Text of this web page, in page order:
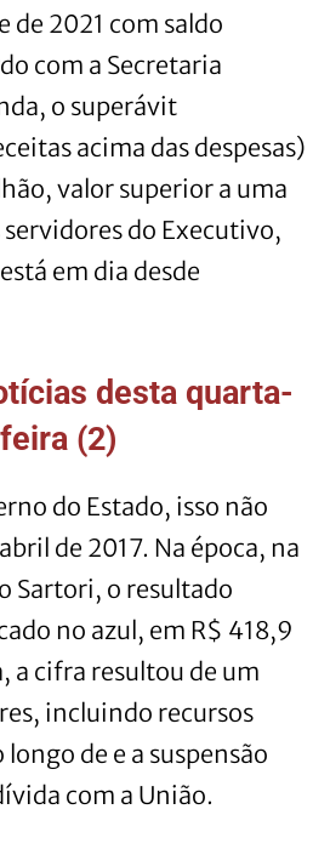
de 2021 com saldo
com a Secretaria
o superávit
acima das despesas)
valor superior a uma
do Executivo,
em dia desde
desta quarta-
feira (2)
do Estado, isso não
de 2017. Na época, na
Sartori, o resultado
no azul, em R$ 418,9
a cifra resultou de um
incluindo recursos
de e a suspensão
com a União.